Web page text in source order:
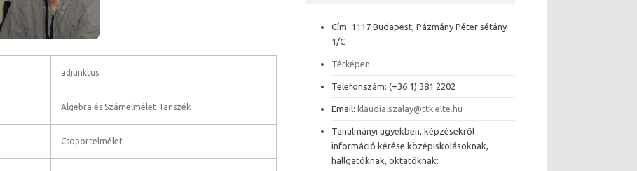
adjunktus
Algebra és Számelmélet Tanszék
Csoportelmélet
Cím: 1117 Budapest, Pázmány Péter sétány
1/C
Térképen
Telefonszám: (+36 1) 381 2202
Email: klaudia.szalay@ttk.elte.hu
Tanulmányi ügyekben, képzésekről
információ kérése középiskolásoknak,
hallgatóknak, oktatóknak: